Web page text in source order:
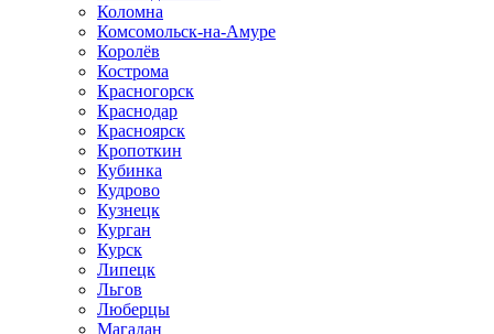
Коломна
Комсомольск-на-Амуре
Королёв
Кострома
Красногорск
Краснодар
Красноярск
Кропоткин
Кубинка
Кудрово
Кузнецк
Курган
Курск
Липецк
Льгов
Люберцы
Магадан